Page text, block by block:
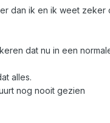
dan ik en ik weet
dat nu in een
alles.
nog nooit gezien